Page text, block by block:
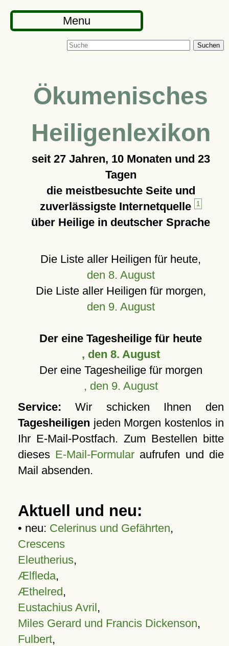
Menu
Suchen
Ökumenisches
Heiligenlexikon
seit 27 Jahren, 10 Monaten und 23
Tagen
die meistbesuchte Seite und
zuverlässigste Internetquelle
1
über Heilige in deutscher Sprache
Die Liste aller Heiligen für heute,
den 8. August
Die Liste aller Heiligen für morgen,
den 9. August
Der eine Tagesheilige für heute
, den 8. August
Der eine Tagesheilige für morgen
, den 9. August
Service: Wir schicken Ihnen den
Tagesheiligen jeden Morgen kostenlos in
Ihr E-Mail-Postfach. Zum Bestellen bitte
dieses E-Mail-Formular aufrufen und die
Mail absenden.
Aktuell und neu:
• neu: Celerinus und Gefährten,
Crescens
Eleutherius,
Ælfleda,
Æthelred,
Eustachius Avril,
Miles Gerard und Francis Dickenson,
Fulbert,